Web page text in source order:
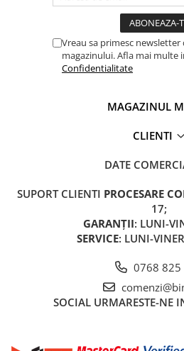
PIESE UNIVERSALE
Baterie Trotineta Electrica
Cauciuc Trotineta Electrica
Camera Trotineta Electrica
Controller Trotineta Electrica
Display/Ecran Trotineta Electrica
Motor Trotineta Electrica
Franare Trotineta Electrica
Aparatori Noroi Trotineta Electrica
Electrice Diverse, Contacte,
Lumini Trotinete Electrice
Kukirin M4 MAX
Vreau sa primesc
magazinului. Afla mai multe
Confidentialitate
MAGAZINUL
CLIENTI
DATE
SUPORT CLIENTI PROCESARE
17;
GARANȚII: LUNI-
SERVICE: LUNI-
0768 825
SOCIAL URMARESTE-NE